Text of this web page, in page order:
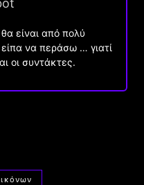
είναι από πολύ
να περάσω … γιατί
οι συντάκτες.